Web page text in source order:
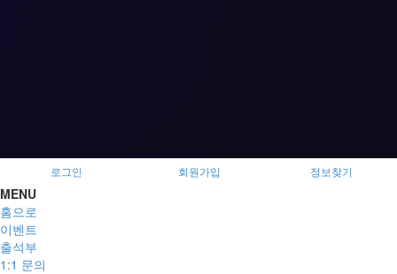
로그인 회원가입 정보찾기
MENU
홈으로
이벤트
출석부
1:1 문의